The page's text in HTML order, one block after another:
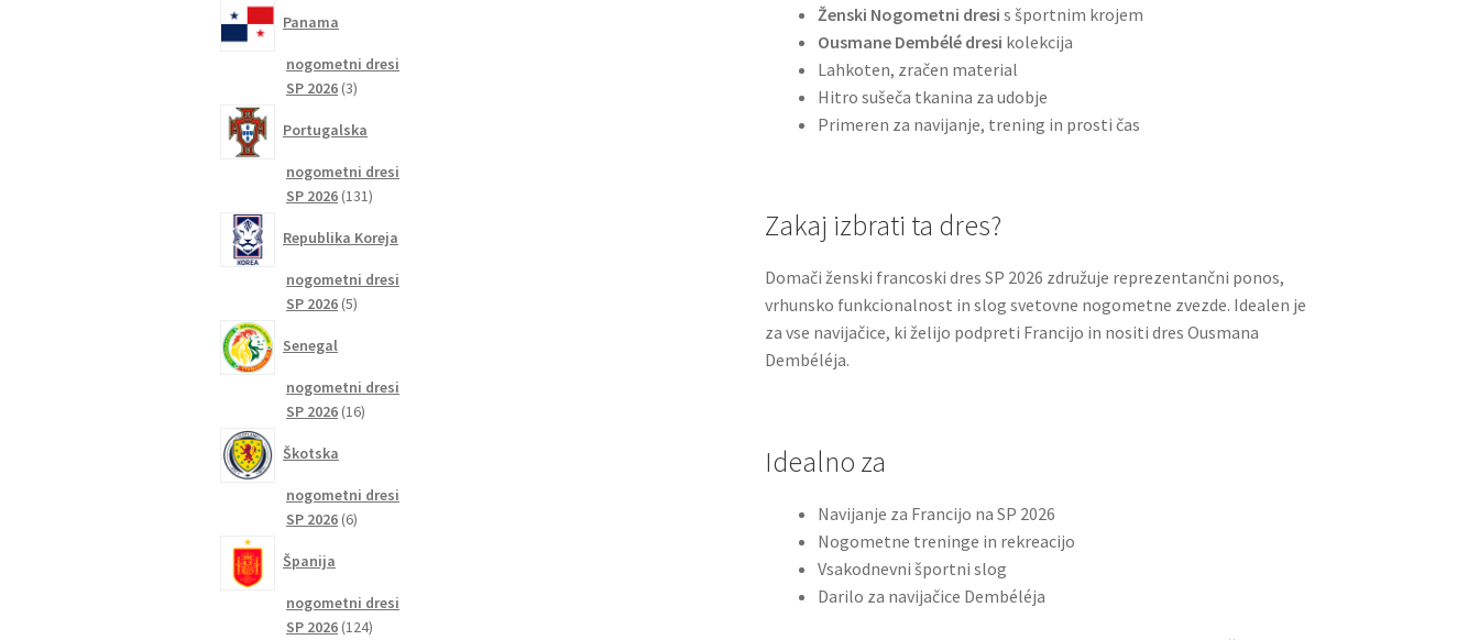
Ženski Nogometni dresi s športnim krojem
Ousmane Dembélé dresi kolekcija
Lahkoten, zračen material
Hitro sušeča tkanina za udobje
Primeren za navijanje, trening in prosti čas
Zakaj izbrati ta dres?
Domači ženski francoski dres SP 2026 združuje reprezentančni ponos,
vrhunsko funkcionalnost in slog svetovne nogometne zvezde. Idealen je
za vse navijačice, ki želijo podpreti Francijo in nositi dres Ousmana
Dembéléja.
Idealno za
Navijanje za Francijo na SP 2026
Nogometne treninge in rekreacijo
Vsakodnevni športni slog
Darilo za navijačice Dembéléja
Panama
nogometni dresi
SP 2026 33
Portugalska
nogometni dresi
SP 2026 131131
Republika Koreja
nogometni dresi
SP 2026 55
Senegal
nogometni dresi
SP 2026 1616
Škotska
nogometni dresi
SP 2026 66
Španija
nogometni dresi
SP 2026 124124